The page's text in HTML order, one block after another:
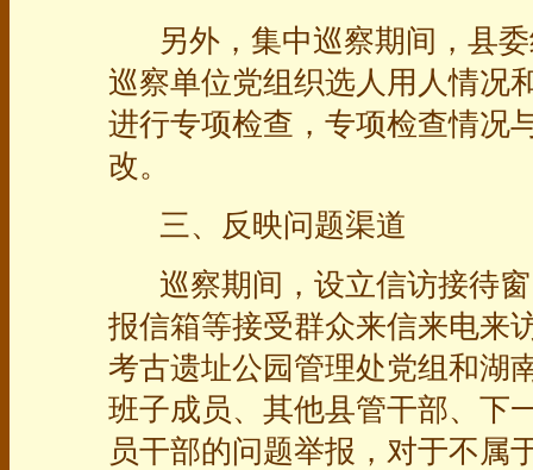
另外，集中巡察期间，县
巡察单位党组织选人用人情况
进行专项检查，专项检查情况
改。
三、反映问题渠道
巡察期间，设立信访接待
报信箱等接受群众来信来电来
考古遗址公园管理处党组和湖
班子成员、其他县管干部、下
员干部的问题举报，对于不属